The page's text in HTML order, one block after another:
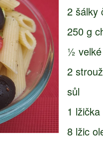
2 šálky
250 g
½
2
sůl
1
8 lžic